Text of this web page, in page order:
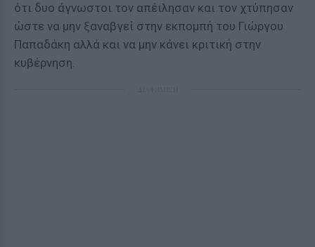
ότι δυο άγνωστοι τον απέιλησαν και τον χτύπησαν
ώστε να μην ξαναβγεί στην εκπομπή του Γιώργου
Παπαδάκη αλλά και να μην κάνει κριτική στην
κυβέρνηση.